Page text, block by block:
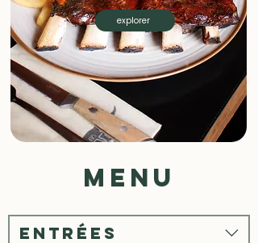
explorer
menu
ENTRÉES